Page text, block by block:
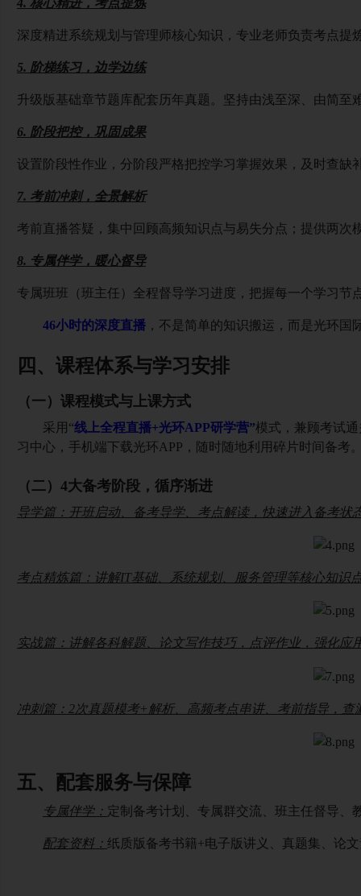
深度精进系统规划与管理师核心知识，专业老师负责考点提
5. 阶梯练习，边学边练
升级版基础章节题库配套历年真题。坚持由浅至深、由简至
6. 阶段把控，巩固成果
设置阶段性作业，分阶段严格把控学习掌握效果，及时查缺
7. 考前冲刺，全景解析
考前直播答疑，集中回顾高频知识点与易失分点；提供两次
8. 专属伴学，暖心督导
专属班班（班主任）全程督导学习进度，把握每一个学习
46小时的深度直播 ，不是简单的知识搬运，而是光环国
四、课程体系与学习安排
（一）课程模式与上课方式
采用 “线上全程直播+光环APP研学营”模式，兼顾考试
习中心，手机端下载光环APP，随时随地利用碎片时间备考
（二） 4大备考阶段，循序渐进
导学篇：开班启动、备考导学、考点解读，快速进入备考状
考点精炼篇：讲解IT基础、系统规划、服务管理等核心知识
实战篇：讲解各科解题、论文写作技巧，点评作业，强化应
冲刺篇： 2次真题模考+解析、高频考点串讲、考前指导，查
五、配套服务与保障
专属伴学： 定制备考计划、专属群交流、班主任督导、
配套资料： 纸质版备考书籍+电子版讲义、真题集、论